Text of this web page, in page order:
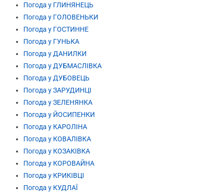
Погода у ГЛИНЯНЕЦЬ
Погода у ГОЛОВЕНЬКИ
Погода у ГОСТИННЕ
Погода у ГУНЬКА
Погода у ДАНИЛКИ
Погода у ДУБМАСЛІВКА
Погода у ДУБОВЕЦЬ
Погода у ЗАРУДИНЦІ
Погода у ЗЕЛЕНЯНКА
Погода у ЙОСИПЕНКИ
Погода у КАРОЛІНА
Погода у КОВАЛІВКА
Погода у КОЗАКІВКА
Погода у КОРОВАЙНА
Погода у КРИКІВЦІ
Погода у КУДЛАЇ